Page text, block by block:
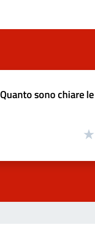
Quanto sono chiare